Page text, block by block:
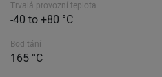
Trvalá provozní teplota
-40 to +80 °C
Bod tání
165 °C